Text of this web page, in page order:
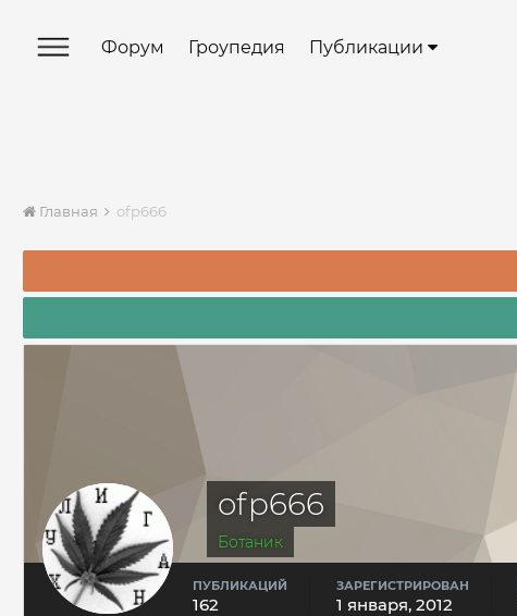
Форум Гроупедия Публикации
Главная ofp666
ofp666
Ботаник
ПУБЛИКАЦИЙ
162
ЗАРЕГИСТРИРОВАН
1 января, 2012